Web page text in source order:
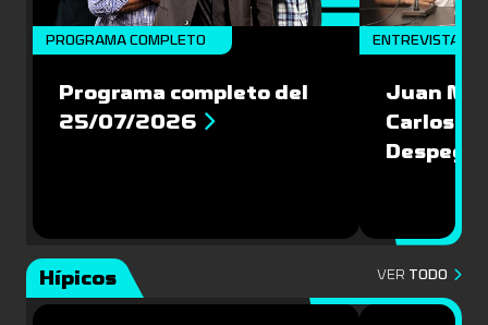
PROGRAMA COMPLETO
Programa completo del
25/07/2026
ENTREVISTAS
Juan
Carlos
Hípicos VER TODO